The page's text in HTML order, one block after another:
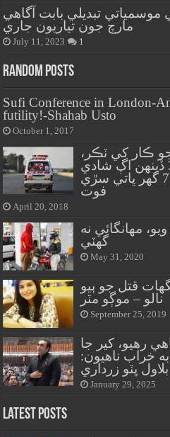
۾ جولاءِ16تي موسمياتي تبديلي بابت آگاهي
مارچ جون تياريون جاري
July 11, 2023 1
Random Posts
Sufi Conference in London-
futility!-Shahab Usto
October 1, 2017
ڪار کي ٽڪر،
ڪار کي باهه لڳي وئي، 3 ڏينهن اڳ شادي
ڪندڙ جوڙي سميت 7 گهر ڀاتي سڙي
فوت
April 20, 2018
مهانگائي نه
گهٽي
May 31, 2020
قتل جو ٻيو
نالو – موڳو مٽر
September 25, 2019
رهيو، کير جا
به خراب ناهيون:
بلاول ڀٽو زرداري
January 29, 2025
Latest Posts